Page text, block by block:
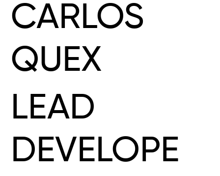
CARLOS
QUEX
LEAD
DEVELOPE